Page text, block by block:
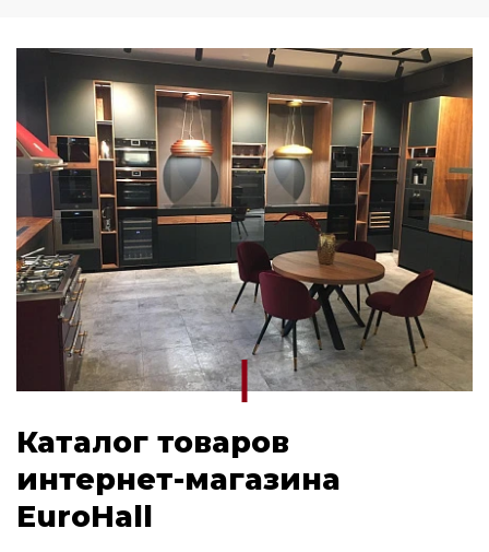
Каталог товаров
интернет-магазина
EuroHall